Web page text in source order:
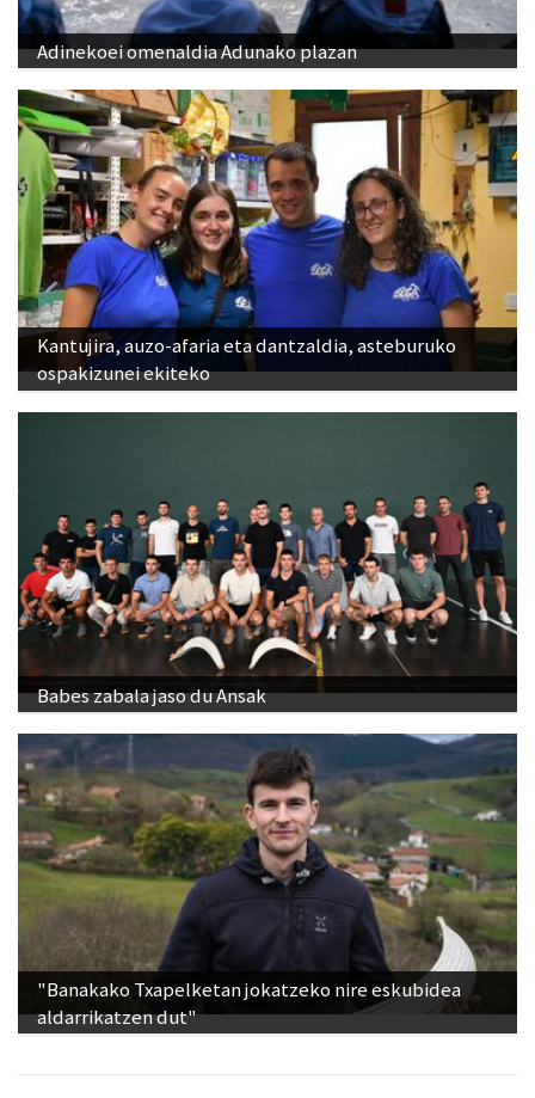
Adinekoei omenaldia Adunako plazan
Kantujira, auzo-afaria eta dantzaldia, asteburuko
ospakizunei ekiteko
Babes zabala jaso du Ansak
"Banakako Txapelketan jokatzeko nire eskubidea
aldarrikatzen dut"